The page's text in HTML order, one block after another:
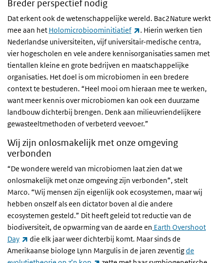
Breder perspectief nodig
Dat erkent ook de wetenschappelijke wereld. Bac2Nature werkt
mee aan het Holomicrobioominitiatief (externe link)
. Hierin werken tien
Nederlandse universiteiten, vijf universitair-medische centra,
vier hogescholen en vele andere kennisorganisaties samen met
tientallen kleine en grote bedrijven en maatschappelijke
organisaties. Het doel is om microbiomen in een bredere
context te bestuderen. “Heel mooi om hieraan mee te werken,
want meer kennis over microbiomen kan ook een duurzame
landbouw dichterbij brengen. Denk aan milieuvriendelijkere
gewasteeltmethoden of verbeterd veevoer.”
Wij zijn onlosmakelijk met onze omgeving
verbonden
“De wondere wereld van microbiomen laat zien dat we
onlosmakelijk met onze omgeving zijn verbonden”, stelt
Marco. “Wij mensen zijn eigenlijk ook ecosystemen, maar wij
hebben onszelf als een dictator boven al die andere
ecosystemen gesteld.” Dit heeft geleid tot reductie van de
biodiversiteit, de opwarming van de aarde en Earth Overshoot
Day
(externe link)
die elk jaar weer dichterbij komt. Maar sinds de
Amerikaanse biologe Lynn Margulis in de jaren zeventigde